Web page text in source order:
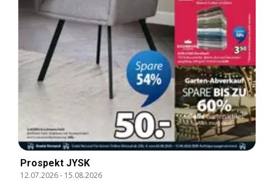
Prospekt JYSK
12.07.2026- 15.08.2026